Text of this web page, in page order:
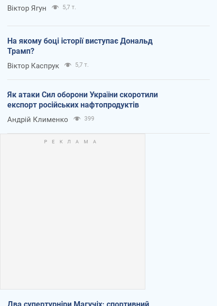
Віктор Ягун 5,7 т.
На якому боці історії виступає Дональд
Трамп?
Віктор Каспрук 5,7 т.
Як атаки Сил оборони України скоротили
експорт російських нафтопродуктів
Андрій Клименко 399
Два супертурніри Магучіх: спортивний